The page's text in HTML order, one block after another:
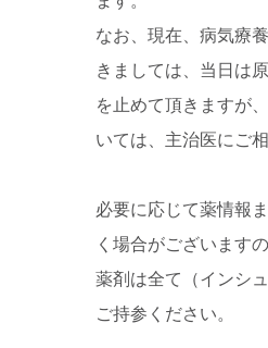
なお、現在、病気療
きましては、当日は
を止めて頂きますが
いては、主治医にご相
必要に応じて薬情報
く場合がございます
薬剤は全て（インシ
ご持参ください。